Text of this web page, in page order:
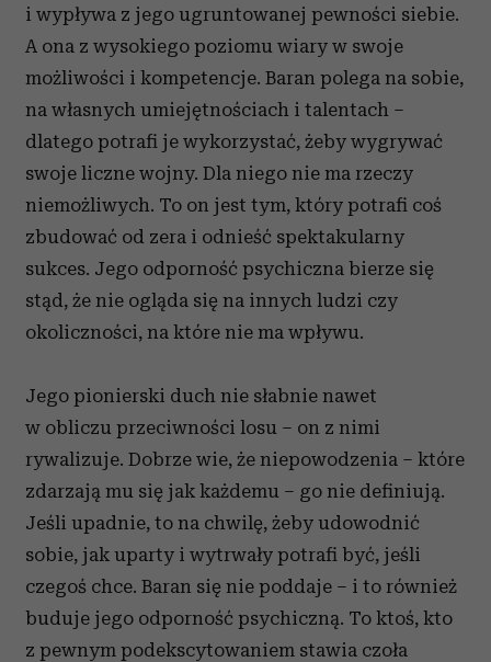
i wypływa z jego ugruntowanej pewności siebie.
A ona z wysokiego poziomu wiary w swoje
możliwości i kompetencje. Baran polega na sobie,
na własnych umiejętnościach i talentach –
dlatego potrafi je wykorzystać, żeby wygrywać
swoje liczne wojny. Dla niego nie ma rzeczy
niemożliwych. To on jest tym, który potrafi coś
zbudować od zera i odnieść spektakularny
sukces. Jego odporność psychiczna bierze się
stąd, że nie ogląda się na innych ludzi czy
okoliczności, na które nie ma wpływu.
Jego pionierski duch nie słabnie nawet
w obliczu przeciwności losu – on z nimi
rywalizuje. Dobrze wie, że niepowodzenia – które
zdarzają mu się jak każdemu – go nie definiują.
Jeśli upadnie, to na chwilę, żeby udowodnić
sobie, jak uparty i wytrwały potrafi być, jeśli
czegoś chce. Baran się nie poddaje – i to również
buduje jego odporność psychiczną. To ktoś, kto
z pewnym podekscytowaniem stawia czoła